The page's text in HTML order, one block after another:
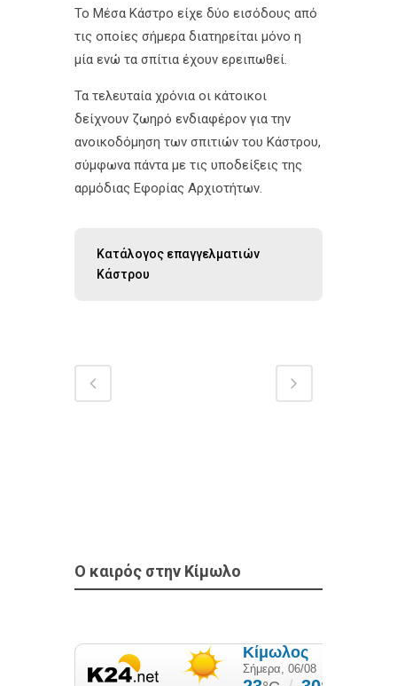
Το Μέσα Κάστρο είχε δύο εισόδους από
τις οποίες σήμερα διατηρείται μόνο η
μία ενώ τα σπίτια έχουν ερειπωθεί.
Τα τελευταία χρόνια οι κάτοικοι
δείχνουν ζωηρό ενδιαφέρον για την
ανοικοδόμηση των σπιτιών του Κάστρου,
σύμφωνα πάντα με τις υποδείξεις της
αρμόδιας Εφορίας Αρχιοτήτων.
Κατάλογος επαγγελματιών
Κάστρου
Ο καιρός στην Κίμωλο